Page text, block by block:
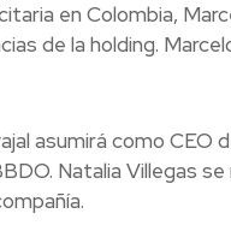
en Colombia,
de la holding.
asumirá como CEO
Natalia Villegas